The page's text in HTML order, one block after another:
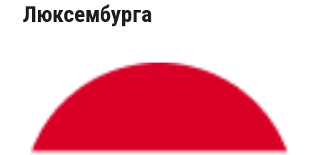
Люксембурга